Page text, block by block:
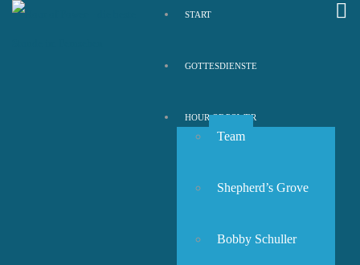
START
GOTTESDIENSTE
HOUR OF POWER
Team
Shepherd’s Grove
Bobby Schuller